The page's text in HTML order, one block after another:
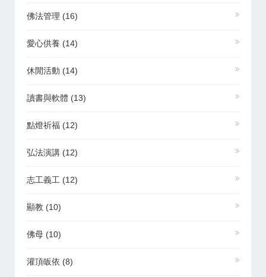
佛法管理 (16)
愛心供養 (14)
休閒活動 (14)
讀書與軟體 (13)
點燈祈福 (12)
弘法演講 (12)
志工義工 (12)
顯教 (10)
佛母 (10)
灌頂皈依 (8)